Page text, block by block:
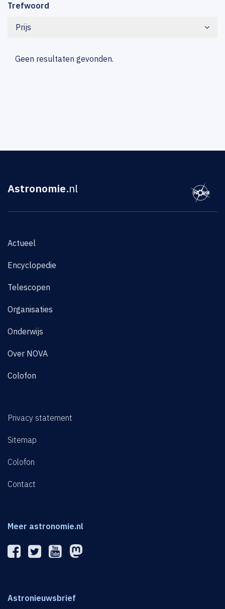
Trefwoord
Prijs
Geen resultaten gevonden.
Astronomie.nl
Actueel
Encyclopedie
Telescopen
Organisaties
Onderwijs
Over NOVA
Colofon
Privacy statement
Sitemap
Colofon
Contact
Meer astronomie.nl
Astronieuwsbrief